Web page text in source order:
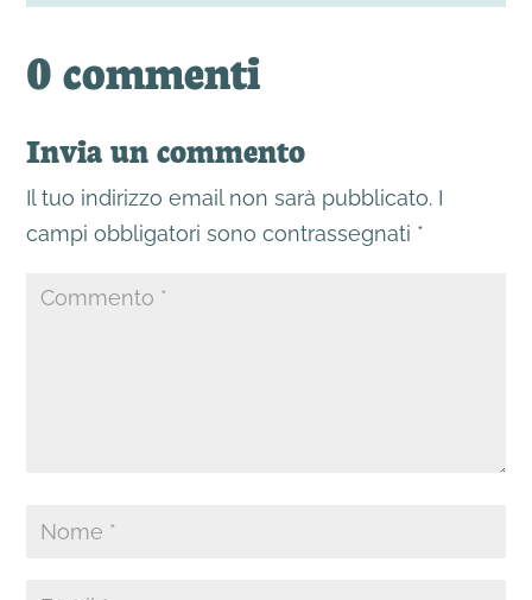
0 commenti
Invia un commento
Il tuo indirizzo email non sarà pubblicato. I
campi obbligatori sono contrassegnati *